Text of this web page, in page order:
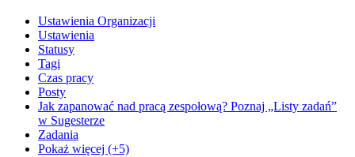
Ustawienia Organizacji
Ustawienia
Statusy
Tagi
Czas pracy
Posty
Jak zapanować nad pracą zespołową? Poznaj „Listy zadań”
w Sugesterze
Zadania
Pokaż więcej (+5)